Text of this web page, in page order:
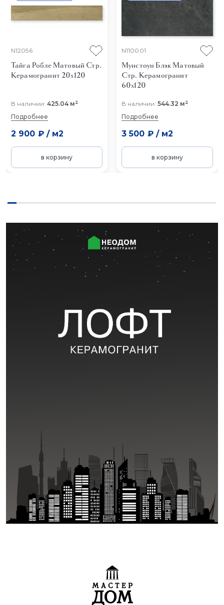
N12056
Тайга Робле Матовый Стр.
Керамогранит 20x120
В наличии: 425.04 м2
Подробнее
2 900 ₽/ м2
в корзину
N110001
Мунстоун Блэк Матовый
Cтр. Керамогранит
60x120
В наличии: 544.32 м2
Подробнее
3 500 ₽/ м2
в корзину